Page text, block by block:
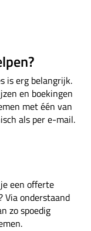
is erg belangrijk.
en boekingen
met één van
als per e-mail.
een offerte
Via onderstaand
zo spoedig